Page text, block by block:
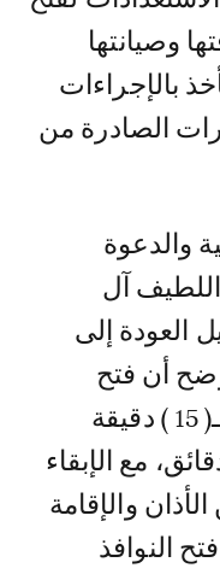
وصيانتها
بالإجراءات
الصادرة من
والدعوة
آل
العودة إلى
أن فتح
المساجد سيتم قبل الأذان بـ( 15 ) دقيقة
بعد الصلاة بـ( 10 ) دقائق، مع الإبقاء
والإقامة
فتح النوافذ